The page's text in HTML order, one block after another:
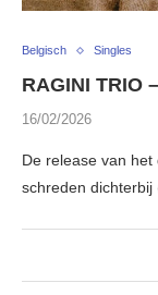
Belgisch Singles
RAGINI TRIO
16/02/2026
De release van
schreden